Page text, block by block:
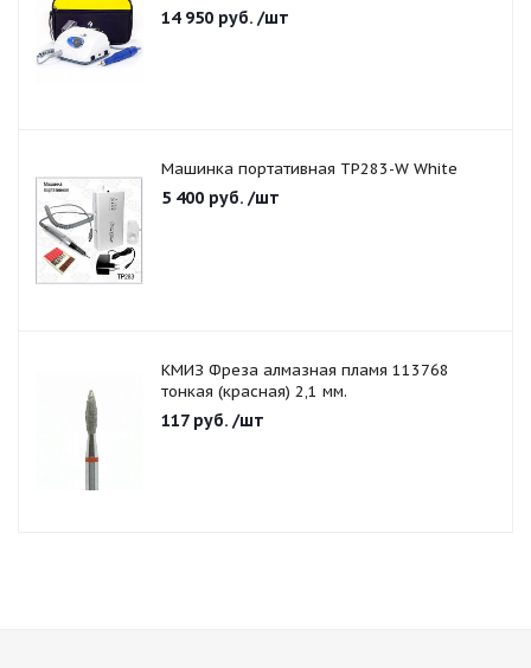
14 950 руб. /шт
Машинка портативная TP283-W White
5 400 руб. /шт
КМИЗ Фреза алмазная пламя 113768
тонкая (красная) 2,1 мм.
117руб. /шт